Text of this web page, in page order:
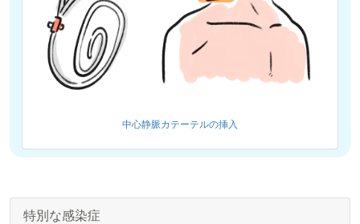
中心静脈カテーテルの挿入
特別な感染症